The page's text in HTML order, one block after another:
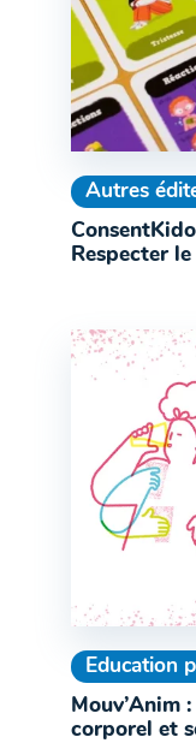
Autres
Respecter
Education
Mouv’Anim
corporel et